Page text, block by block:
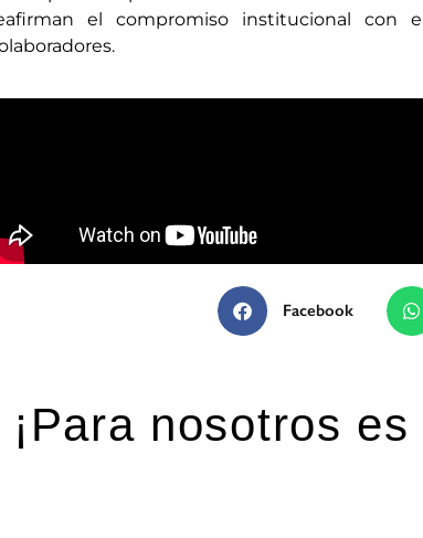
el compromiso institucional con
Facebook
¡Para nosotros